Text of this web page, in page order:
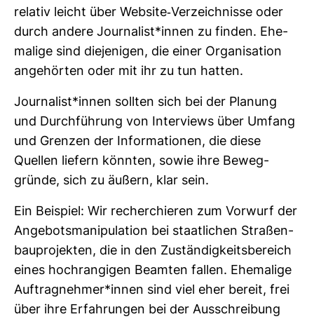
relativ leicht über Web­site-​Ver­zeich­nisse oder
durch andere Jour­na­list*innen zu finden. Ehe­
ma­lige sind die­je­nigen, die einer Orga­ni­sa­tion
ange­hörten oder mit ihr zu tun hatten.
Jour­na­list*innen sollten sich bei der Pla­nung
und Durch­füh­rung von Inter­views über Umfang
und Grenzen der Infor­ma­tionen, die diese
Quellen lie­fern könnten, sowie ihre Beweg­
gründe, sich zu äußern, klar sein.
Ein Bei­spiel: Wir recher­chieren zum Vor­wurf der
Ange­bots­ma­ni­pu­la­tion bei staat­li­chen Stra­ßen­
bau­pro­jekten, die in den Zustän­dig­keits­be­reich
eines hoch­ran­gigen Beamten fallen. Ehe­ma­lige
Auf­trag­nehmer*innen sind viel eher bereit, frei
über ihre Erfah­rungen bei der Aus­schrei­bung